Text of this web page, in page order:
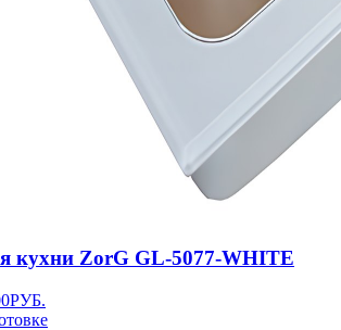
кухни ZorG GL-5077-WHITE
РУБ.